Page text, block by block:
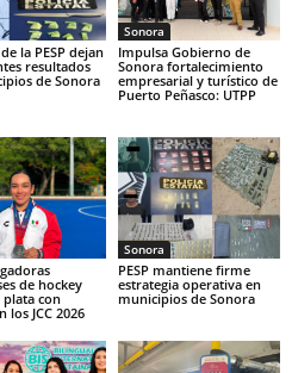
la PESP dejan
resultados
de Sonora
Sonora
Impulsa Gobierno de
Sonora fortalecimiento
empresarial y turístico de
Puerto Peñasco: UTPP
de hockey
con
los JCC 2026
Sonora
PESP mantiene firme
estrategia operativa en
municipios de Sonora